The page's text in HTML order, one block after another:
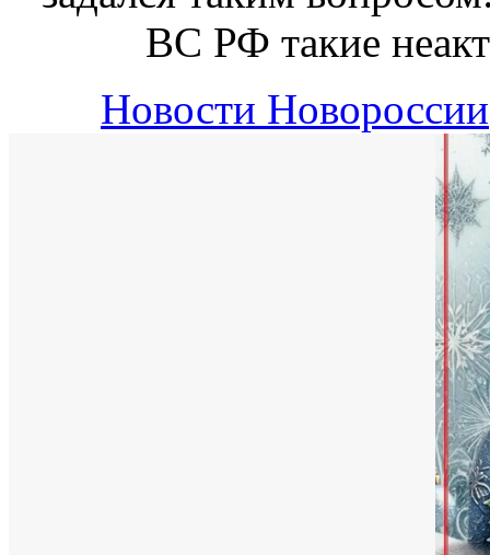
ВС РФ такие
Новости Новороссии